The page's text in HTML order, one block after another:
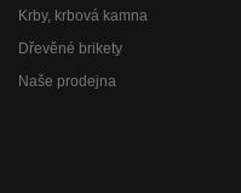
Krby, krbová kamna
Dřevěné brikety
Naše prodejna